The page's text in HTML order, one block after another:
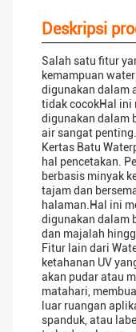
Deskripsi
Salah satu fitur
kemampuan
digunakan dalam
tidak cocokHal ini
digunakan dalam
air sangat penting.
Kertas Batu
hal pencetakan.
berbasis minyak
tajam dan
halaman.Hal ini
digunakan dalam
dan majalah
Fitur lain dari
ketahanan UV
akan pudar atau
matahari,
luar ruangan
spanduk, atau